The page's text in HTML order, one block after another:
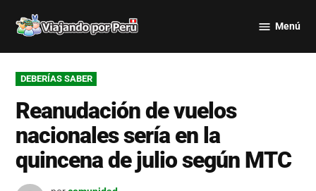
por Perú
Menú
PUBLICADO
EN
DEBERÍAS SABER
Reanudación de vuelos
nacionales sería en la
quincena de julio según MTC